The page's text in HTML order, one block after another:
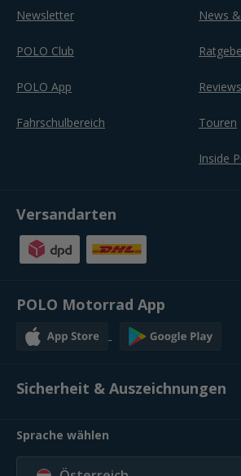
Newsletter
POLO Club
POLO App
Fahrschulbereich
News
Reviews
Touren
Inside
Versandarten
POLO Motorrad App
Sicherheit & Auszeichnungen
Sprache wählen